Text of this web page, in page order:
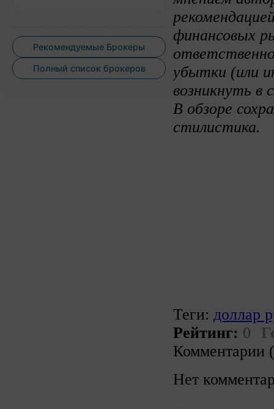
Рекомендуемые Брокеры
Полный список брокеров
финансовых
убытки (или
возникнуть в
В обзоре
стилистика.
Теги: доллар
Рейтинг: 0
Комментарии
Нет